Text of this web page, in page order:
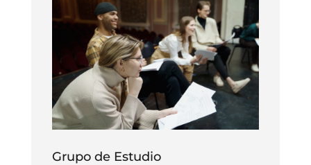
Grupo de Estudio